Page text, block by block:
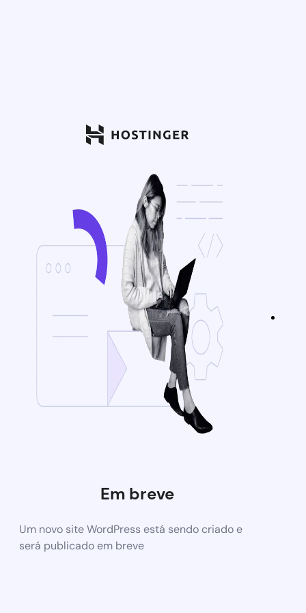
Em breve
Um novo site WordPress está sendo criado e
será publicado em breve